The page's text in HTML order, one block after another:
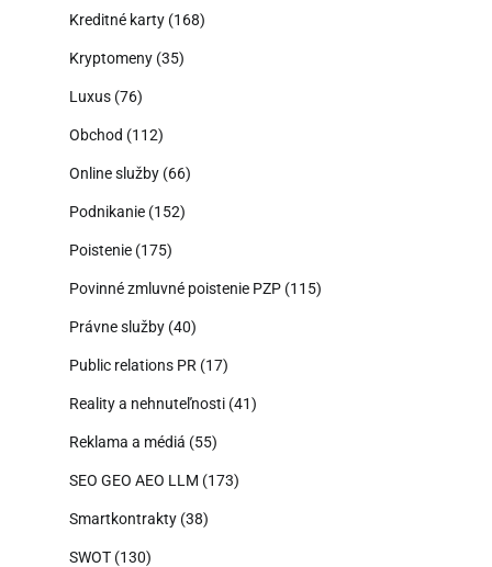
Kreditné karty (168)
Kryptomeny (35)
Luxus (76)
Obchod (112)
Online služby (66)
Podnikanie (152)
Poistenie (175)
Povinné zmluvné poistenie PZP (115)
Právne služby (40)
Public relations PR (17)
Reality a nehnuteľnosti (41)
Reklama a médiá (55)
SEO GEO AEO LLM (173)
Smartkontrakty (38)
SWOT (130)